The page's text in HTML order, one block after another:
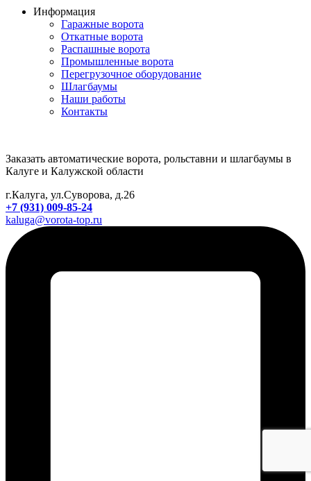
Информация
Гаражные ворота
Откатные ворота
Распашные ворота
Промышленные ворота
Перегрузочное оборудование
Шлагбаумы
Наши работы
Контакты
Заказать автоматические ворота, рольставни и шлагбаумы в
Калуге и Калужской области
г.Калуга, ул.Суворова, д.26
+7 (931) 009-85-24
kaluga@vorota-top.ru